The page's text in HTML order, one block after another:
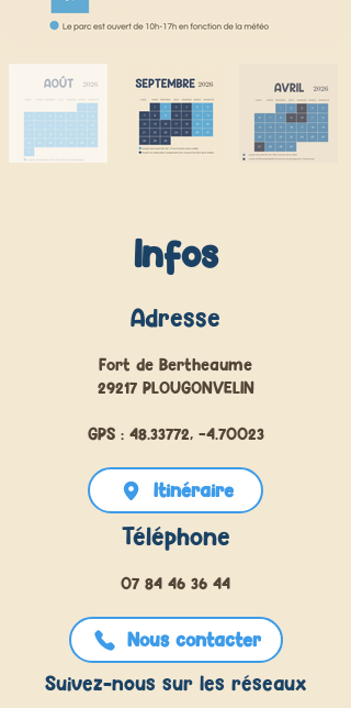
Infos
Adresse
Fort de Bertheaume
29217 PLOUGONVELIN
GPS : 48.33772, -4.70023
Itinéraire
Téléphone
07 84 46 36 44
Nous contacter
Suivez-nous sur les réseaux